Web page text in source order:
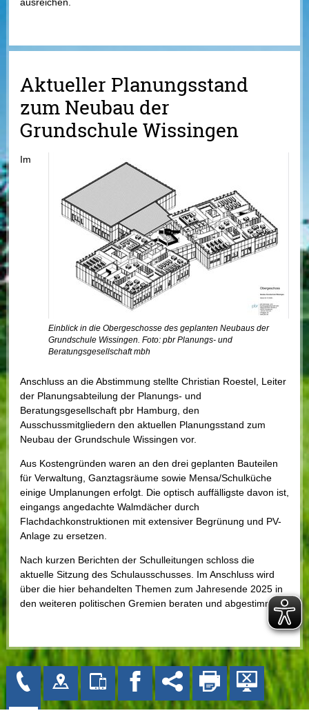
ausreichen.
Aktueller Planungsstand
zum Neubau der
Grundschule Wissingen
Einblick in die Obergeschosse des geplanten Neubaus der
Grundschule Wissingen. Foto: pbr Planungs- und
Beratungsgesellschaft mbh
Im
Anschluss an die Abstimmung stellte Christian Roestel, Leiter
der Planungsabteilung der Planungs- und
Beratungsgesellschaft pbr Hamburg, den
Ausschussmitgliedern den aktuellen Planungsstand zum
Neubau der Grundschule Wissingen vor.
Aus Kostengründen waren an den drei geplanten Bauteilen
für Verwaltung, Ganztagsräume sowie Mensa/Schulküche
einige Umplanungen erfolgt. Die optisch auffälligste davon ist,
eingangs angedachte Walmdächer durch
Flachdachkonstruktionen mit extensiver Begrünung und PV-
Anlage zu ersetzen.
Nach kurzen Berichten der Schulleitungen schloss die
aktuelle Sitzung des Schulausschusses. Im Anschluss wird
über die hier behandelten Themen zum Jahresende 2025 in
den weiteren politischen Gremien beraten und abgestimmt.